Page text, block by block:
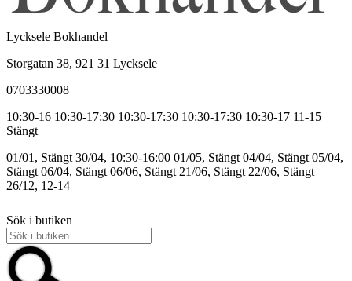
Lycksele Bokhandel
Storgatan 38, 921 31 Lycksele
0703330008
10:30-16 10:30-17:30 10:30-17:30 10:30-17:30 10:30-17 11-15
Stängt
01/01, Stängt 30/04, 10:30-16:00 01/05, Stängt 04/04, Stängt 05/04,
Stängt 06/04, Stängt 06/06, Stängt 21/06, Stängt 22/06, Stängt
26/12, 12-14
Sök i butiken